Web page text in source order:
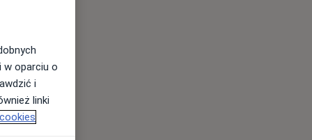
Pon,
w oparciu o
i
linki